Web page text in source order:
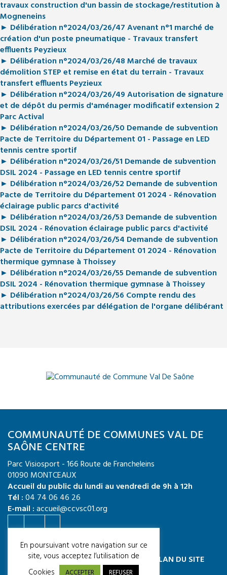
travaux construction d'un bassin de stockage/restitution à
Mogneneins
► Délibération n°2024/03/26/47 Avenant n°1 marché de
création d'un poste pneumatique - Travaux transfert
effluents Peyzieux
► Délibération n°2024/03/26/48 Marché de travaux
démolition STEP et remise en état du terrain - Travaux
transfert effluents Peyzieux
► Délibération n°2024/03/26/49 Autorisation de signature
et de dépôt du permis d'aménager modificatif extension 2
Parc Actival
► Délibération n°2024/03/26/50 Demande de subvention
Pacte de Territoire du Département 01 - Passage en LED
tennis centre sportif
► Délibération n°2024/03/26/51 Demande de subvention
DSIL 2024 - Passage en LED tennis centre sportif
► Délibération n°2024/03/26/52 Demande de subvention
Pacte de Territoire du Département 01 2024 - Rénovation
éclairage public parcs d'activité
► Délibération n°2024/03/26/53 Demande de subvention
DSIL 2024 - Rénovation éclairage public parcs d'activité
► Délibération n°2024/03/26/54 Demande de subvention
Pacte de Territoire du Département 01 2024 - Rénovation
thermique gymnase à Thoissey
► Délibération n°2024/03/26/55 Demande de subvention
DSIL 2024 - Rénovation thermique gymnase à Thoissey
► Délibération n°2024/03/26/56 Compte rendu des
attributions exercées par délégation de l'organe délibérant
COMMUNAUTÉ DE COMMUNES VAL DE
SAÔNE CENTRE
Parc Visiosport - 166 Route de Francheleins
01090 MONTCEAUX
Accueil du public du lundi au vendredi de 9h à 12h
Tél :04 74 06 46 26
E-mail :accueil@ccvsc01.org
Crédit photo : CCVSC / Quentin TOURNIER
MENTIONS LÉGALES ACCESSIBILITÉ
PLAN DU SITE
En poursuivant votre navigation sur ce
site, vous acceptez l’utilisation de
Cookies
ACCEPTER REFUSER